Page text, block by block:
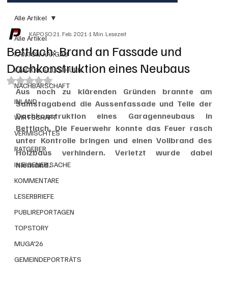
Alle Artikel
KANTON AARGAU
KANTON SOLOTHURN
NACHBARSCHAFT
INLAND
WIRTSCHAFT
VERMISCHTES
RATGEBER
IN EIGENER SACHE
KOMMENTARE
LESERBRIEFE
PUBLIREPORTAGEN
TOPSTORY
MUGA'26
GEMEINDEPORTRÄTS
Alle Artikel
Bettlach: Brand an Fassade und
Dachkonstruktion eines Neubaus
KAPO SO21. Feb. 20211 Min. Lesezeit
Mit NaN von 5 Sternen bewertet.
Aus noch zu klärenden Gründen brannte am
Samstagabend die Aussenfassade und Teile der
Dachkonstruktion eines Garagenneubaus in
Bettlach. Die Feuerwehr konnte das Feuer rasch
unter Kontrolle bringen und einen Vollbrand des
Holzbaus verhindern. Verletzt wurde dabei
niemand.